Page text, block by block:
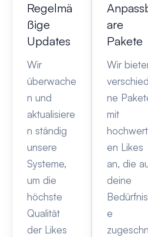
Regelmä
ßige
Updates
Wir
überwache
n und
aktualisiere
n ständig
unsere
Systeme,
um die
höchste
Qualität
der Likes
are
Pakete
Wir
ne
mit
en Likes
an, die
deine
e